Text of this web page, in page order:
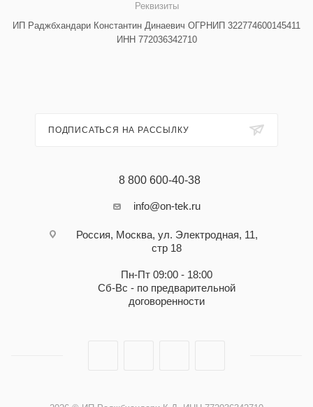
Реквизиты
ИП Раджбхандари Константин Динаевич ОГРНИП 322774600145411
ИНН 772036342710
ПОДПИСАТЬСЯ НА РАССЫЛКУ
8 800 600-40-38
info@on-tek.ru
Россия, Москва, ул. Электродная, 11,
стр 18
Пн-Пт 09:00 - 18:00
Сб-Вс - по предварительной
договоренности